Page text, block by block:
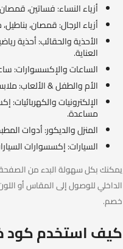
أزياء النساء: فساتين،
أزياء الرجال: قمصان،
الأحذية والحقائب: أحذية
العناية.
الساعات والإكسسوارات:
الأم والطفل & الألعاب:
الإلكترونيات
مساعدة.
المنزل والديكور: أدوات
السيارات: إكسسوارات
يمكنك بكل سهولة البدء من الصفحة
الداخلي للوصول إلى المقاس أو
خصم.
كيف استخدم كود